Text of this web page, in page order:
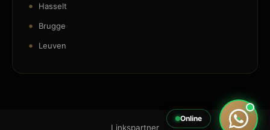
Hasselt
Brugge
Leuven
Linkspartner
Online